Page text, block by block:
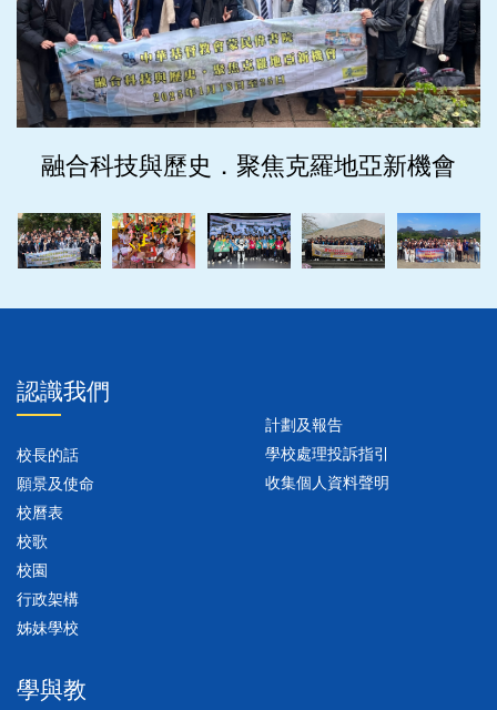
融合科技與歷史．聚焦克羅地亞新機會
‹ ›
‹ ›
認識我們
校長的話
願景及使命
校曆表
校歌
校園
行政架構
姊妹學校
計劃及報告
學校處理投訴指引
收集個人資料聲明
學與教